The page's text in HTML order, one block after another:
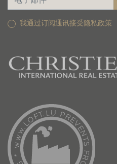
我通过订阅通讯接受隐私政策